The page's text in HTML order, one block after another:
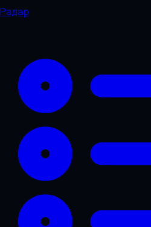
Радар